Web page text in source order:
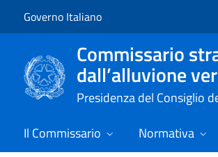
Governo Italiano
Commissario
dall’alluvione
Presidenza del Consiglio
Il Commissario Normativa